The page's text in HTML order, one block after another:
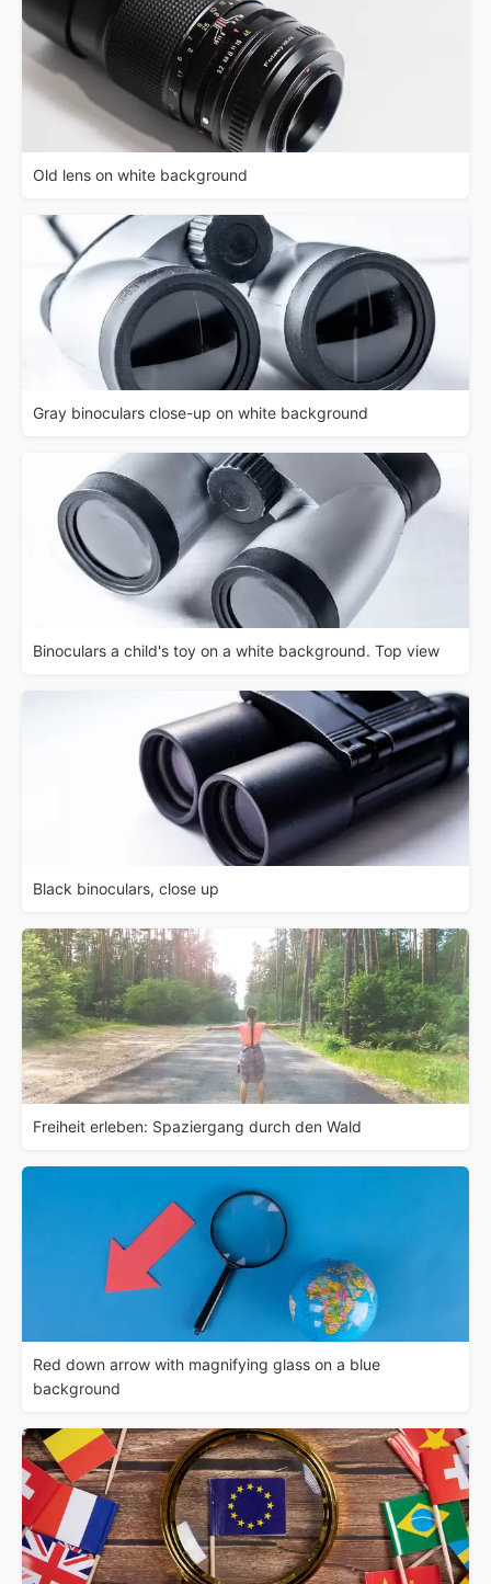
Old lens on white background
Gray binoculars close-up on white background
Binoculars a child's toy on a white background. Top view
Black binoculars, close up
Freiheit erleben: Spaziergang durch den Wald
Red down arrow with magnifying glass on a blue
background